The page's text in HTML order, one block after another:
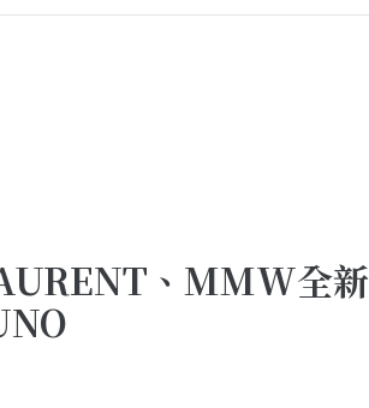
、MMW全新